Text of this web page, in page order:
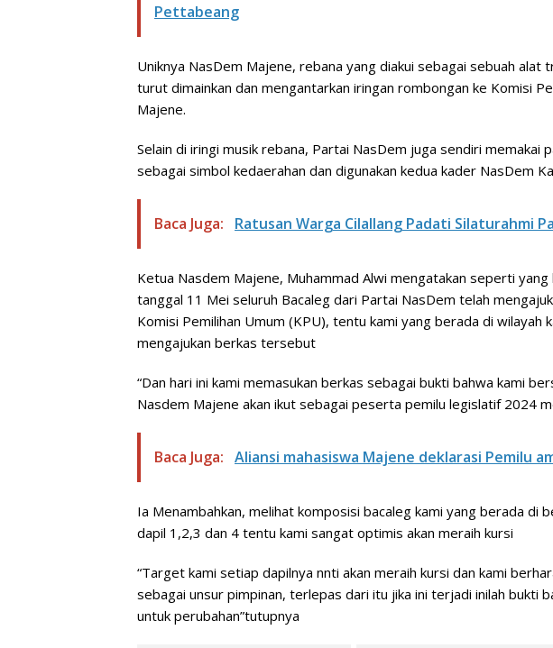
Pettabeang
Uniknya NasDem Majene, rebana yang diakui sebagai sebuah alat
turut dimainkan dan mengantarkan iringan rombongan ke Komisi
Majene.
Selain di iringi musik rebana, Partai NasDem juga sendiri memakai
sebagai simbol kedaerahan dan digunakan kedua kader NasDem
Baca Juga: Ratusan Warga Cilallang Padati Silaturahmi
Ketua Nasdem Majene, Muhammad Alwi mengatakan seperti yang
tanggal 11 Mei seluruh Bacaleg dari Partai NasDem telah
Komisi Pemilihan Umum (KPU), tentu kami yang berada di wilayah
mengajukan berkas tersebut
“Dan hari ini kami memasukan berkas sebagai bukti bahwa kami
Nasdem Majene akan ikut sebagai peserta pemilu legislatif 2024
Baca Juga: Aliansi mahasiswa Majene deklarasi Pemilu
Ia Menambahkan, melihat komposisi bacaleg kami yang berada di
dapil 1,2,3 dan 4 tentu kami sangat optimis akan meraih kursi
“Target kami setiap dapilnya nnti akan meraih kursi dan kami
sebagai unsur pimpinan, terlepas dari itu jika ini terjadi inilah bukti
untuk perubahan”tutupnya